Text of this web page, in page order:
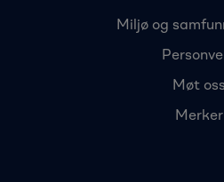
Miljø og
Møt oss
Merker